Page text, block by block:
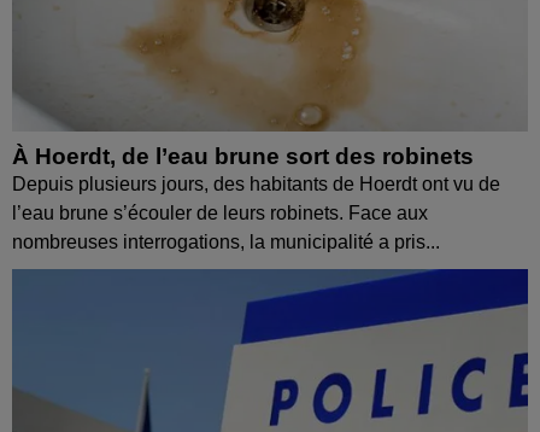
À Hoerdt, de l’eau brune sort des robinets
Depuis plusieurs jours, des habitants de Hoerdt ont vu de
l’eau brune s’écouler de leurs robinets. Face aux
nombreuses interrogations, la municipalité a pris...